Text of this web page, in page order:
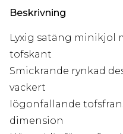
Beskrivning
Lyxig satäng minikjol
tofskant
Smickrande rynkad
vackert
Iögonfallande
dimension